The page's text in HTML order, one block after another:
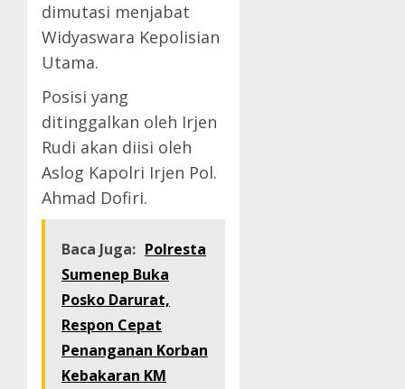
dimutasi menjabat
Widyaswara Kepolisian
Utama.
Posisi yang
ditinggalkan oleh Irjen
Rudi akan diisi oleh
Aslog Kapolri Irjen Pol.
Ahmad Dofiri.
Baca Juga: Polresta
Sumenep Buka
Posko Darurat,
Respon Cepat
Penanganan Korban
Kebakaran KM